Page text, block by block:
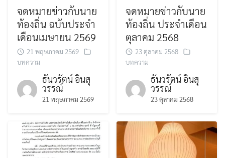
จดหมายข่าวกับนาย
ท้องถิ่น ฉบับประจำ
เดือนเมษายน 2569
21 พฤษภาคม 2569
บทความ
ธันวรัตน์ อินสุ
วรรณ์
21 พฤษภาคม 2569
จดหมายข่าวกับนาย
ท้องถิ่น ประจำเดือน
ตุลาคม 2568
23 ตุลาคม 2568
บทความ
ธันวรัตน์ อินสุ
วรรณ์
23 ตุลาคม 2568